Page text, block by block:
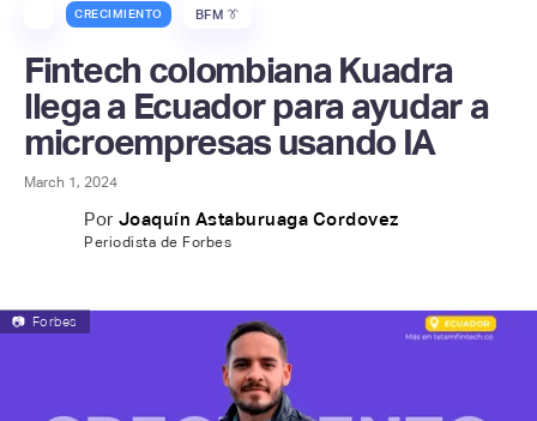
CRECIMIENTO BFM 👔
Fintech colombiana Kuadra
llega a Ecuador para ayudar a
microempresas usando IA
March 1, 2024
Por Joaquín Astaburuaga Cordovez
Periodista de Forbes
📷 Forbes